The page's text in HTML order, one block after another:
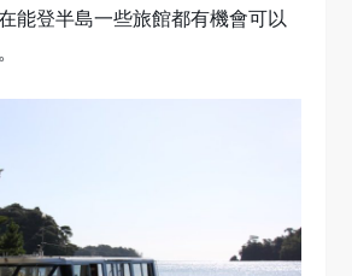
能登半島一些旅館都有機會可以